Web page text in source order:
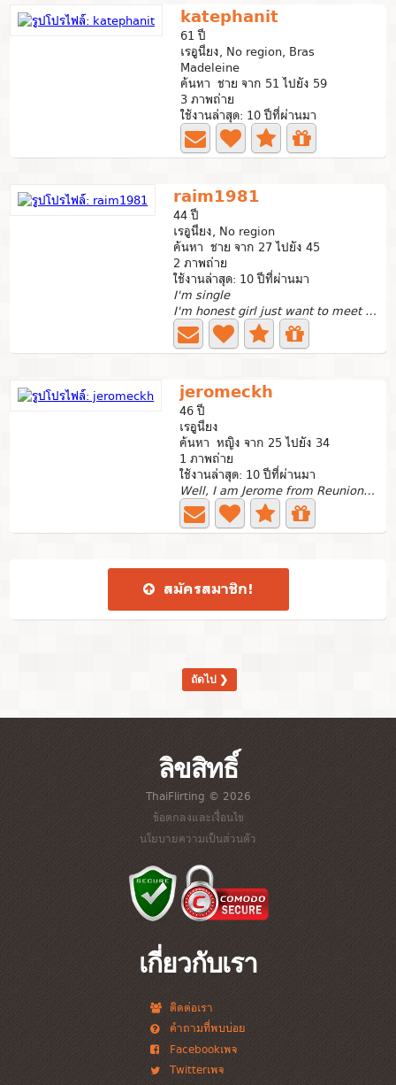
katephanit
61 ปี
เรอูนียง, No region, Bras
Madeleine
ค้นหา ชาย จาก 51 ไปยัง 59
3 ภาพถ่าย
ใช้งานล่าสุด: 10 ปีที่ผ่านมา
raim1981
44 ปี
เรอูนียง, No region
ค้นหา ชาย จาก 27 ไปยัง 45
2 ภาพถ่าย
ใช้งานล่าสุด: 10 ปีที่ผ่านมา
I'm single
I'm honest girl just want to meet nice guy
jeromeckh
46 ปี
เรอูนียง
ค้นหา หญิง จาก 25 ไปยัง 34
1 ภาพถ่าย
ใช้งานล่าสุด: 10 ปีที่ผ่านมา
Well, I am Jerome from Reunion Island (france) and I am...
สมัคร​สมาชิก​!
ถัดไป ❯
ลิขสิทธิ์
ThaiFlirting © 2026
ข้อตกลงและเงื่อนไข
นโยบายความเป็นส่วนตัว
เกี่ยวกับเรา
ติดต่อเรา
คำถามที่พบบ่อย
Facebookเพจ
Twitterเพจ